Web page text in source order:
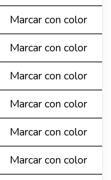
Marcar con color
Marcar con color
Marcar con color
Marcar con color
Marcar con color
Marcar con color